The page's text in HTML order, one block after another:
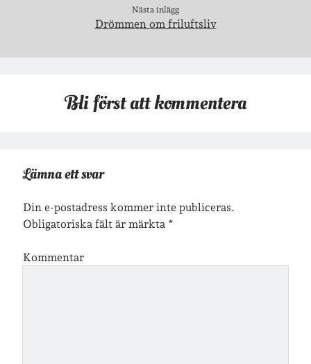
Nästa inlägg
Drömmen om friluftsliv
Bli först att kommentera
Lämna ett svar
Din e-postadress kommer inte publiceras.
Obligatoriska fält är märkta *
Kommentar